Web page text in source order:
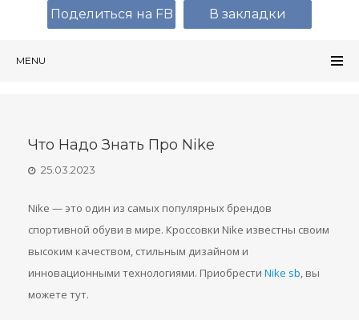
MENU
Что Надо Знать Про Nike
25.03.2023
Nike — это один из самых популярных брендов
спортивной обуви в мире. Кроссовки Nike известны своим
высоким качеством, стильным дизайном и
инновационными технологиями. Приобрести Nike sb, вы
можете тут.
Поделиться на FB В закладки